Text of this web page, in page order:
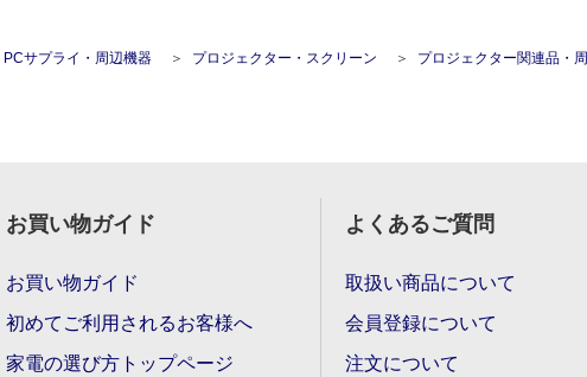
PCサプライ・周辺機器 プロジェクター・スクリーン プロジェクター関連品・周辺
お買い物ガイド
お買い物ガイド
初めてご利用されるお客様へ
家電の選び方トップページ
よくあるご質問
取扱い商品について
会員登録について
注文について